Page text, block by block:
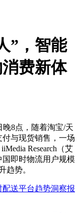
”，智能
费新体
晚8点，随着淘宝/天
与现货销售，一场
Research（艾
国即时物流用户规模
趋势。
配送平台趋势洞察报